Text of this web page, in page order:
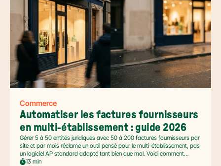
Commerce
Automatiser les factures fournisseurs
en multi-établissement : guide 2026
Gérer 5 à 50 entités juridiques avec 50 à 200 factures fournisseurs par
site et par mois réclame un outil pensé pour le multi-établissement, pas
un logiciel AP standard adapté tant bien que mal. Voici comment
automatiser sans casser la gouvernance locale, capturer le levier BFR
13 min